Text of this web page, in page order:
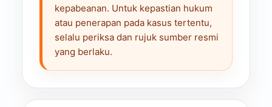
kepabeanan. Untuk kepastian hukum
atau penerapan pada kasus tertentu,
selalu periksa dan rujuk sumber resmi
yang berlaku.